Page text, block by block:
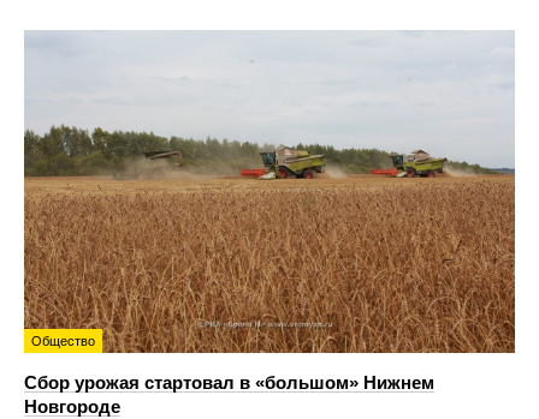
Общество
Сбор урожая стартовал в «большом» Нижнем
Новгороде